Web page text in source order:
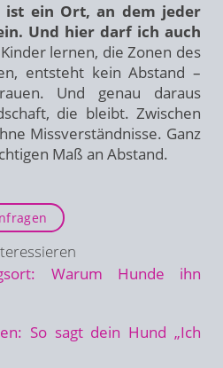
ist ein Ort, an dem jeder
Und hier darf ich auch
lernen, die Zonen des
entsteht kein Abstand –
Und genau daraus
die bleibt. Zwischen
Missverständnisse. Ganz
Maß an Abstand.
Warum Hunde ihn
So sagt dein Hund „Ich